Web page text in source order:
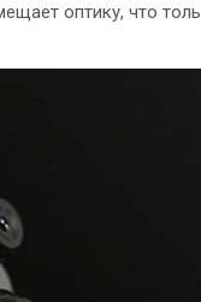
оптику, что